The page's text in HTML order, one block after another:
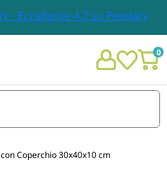
0
Coperchio 30x40x10 cm